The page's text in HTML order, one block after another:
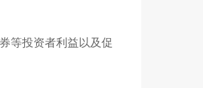
等投资者利益以及促